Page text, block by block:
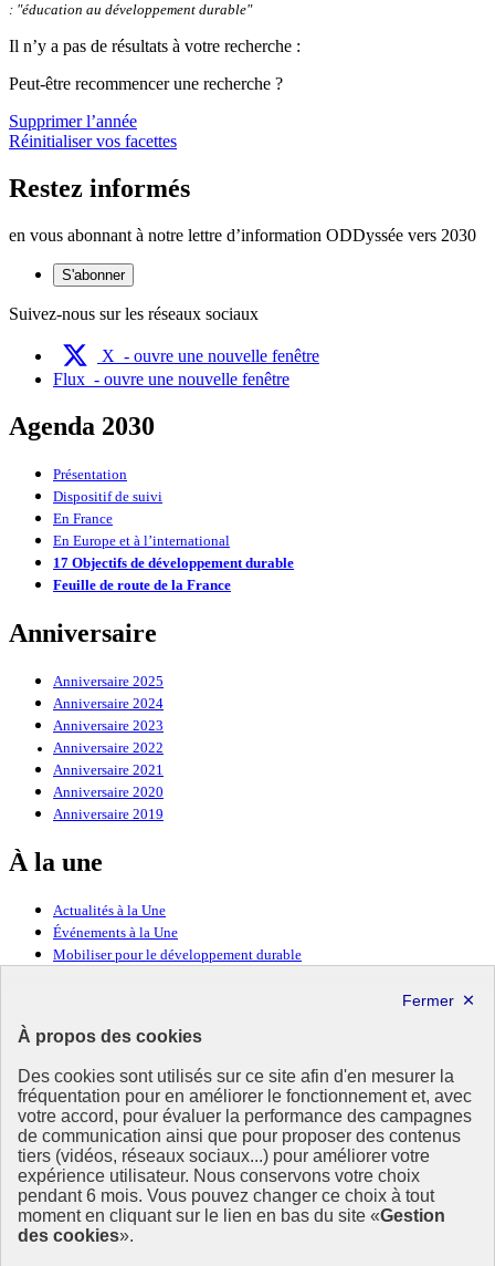
À propos des cookies
Des cookies sont utilisés sur ce site afin d'en mesurer la
fréquentation pour en améliorer le fonctionnement et, avec
votre accord, pour évaluer la performance des campagnes
de communication ainsi que pour proposer des contenus
tiers (vidéos, réseaux sociaux...) pour améliorer votre
expérience utilisateur. Nous conservons votre choix
pendant 6 mois. Vous pouvez changer ce choix à tout
moment en cliquant sur le lien en bas du site «Gestion
des cookies».
: "éducation au développement durable"
Il n’y a pas de résultats à votre recherche :
Peut-être recommencer une recherche ?
Supprimer l’année
Réinitialiser vos facettes
Restez informés
en vous abonnant à notre lettre d’information ODDyssée vers 2030
S'abonner
Suivez-nous sur les réseaux sociaux
X - ouvre une nouvelle fenêtre
Flux - ouvre une nouvelle fenêtre
Agenda 2030
Présentation
Dispositif de suivi
En France
En Europe et à l’international
17 Objectifs de développement durable
Feuille de route de la France
Anniversaire
Anniversaire 2025
Anniversaire 2024
Anniversaire 2023
Anniversaire 2022
Anniversaire 2021
Anniversaire 2020
Anniversaire 2019
À la une
Actualités à la Une
Événements à la Une
Mobiliser pour le développement durable
Ressources
Ressources
La Méth’ODD
Gouvernement
Ce site propose l’information de référence concernant l’Agenda
2030 et la feuille de route de la France. Il valorise la mobilisation de
tous les acteurs.